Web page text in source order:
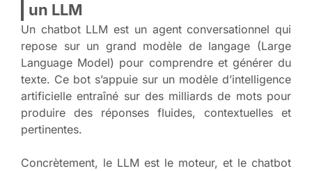
un LLM
Un chatbot LLM est un agent conversationnel qui
repose sur un grand modèle de langage (Large
Language Model) pour comprendre et générer du
texte. Ce bot s’appuie sur un modèle d’intelligence
artificielle entraîné sur des milliards de mots pour
produire des réponses fluides, contextuelles et
pertinentes.
Concrètement, le LLM est le moteur, et le chatbot